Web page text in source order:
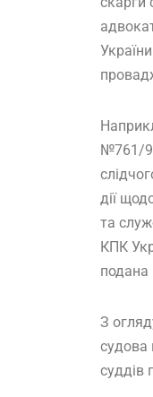
№761/
дії
та
КПК
подана
З
судова
суддів